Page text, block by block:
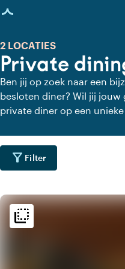
geladen
Private
2 LOCATIES
Ben jij op zoek naar een
besloten diner? Wil jij jouw
private diner op een
alle rust kunt dineren.
voor een heerlijk verzorgd
filter_alt Filter
flip_to_back
flip_to_back